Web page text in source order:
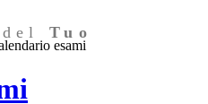
delTuo
esami